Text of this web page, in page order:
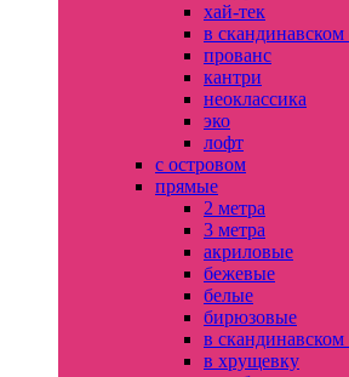
хай-тек
в скандинавском
прованс
кантри
неоклассика
эко
лофт
с островом
прямые
2 метра
3 метра
акриловые
бежевые
белые
бирюзовые
в скандинавском
в хрущевку